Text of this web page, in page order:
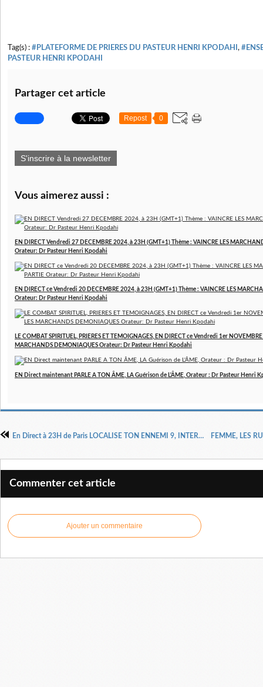
Tag(s) : #PLATEFORME DE PRIERES DU PASTEUR HENRI KPODAHI ,
PASTEUR HENRI KPODAHI
Partager cet article
Repost 0
S'inscrire à la newsletter
Vous aimerez aussi :
EN DIRECT Vendredi 27 DECEMBRE 2024, à 23H (GMT+1) Thème : VAINCRE LES
Orateur: Dr Pasteur Henri Kpodahi
EN DIRECT ce Vendredi 20 DECEMBRE 2024, à 23H (GMT+1) Thème : VAINCRE LES
Orateur: Dr Pasteur Henri Kpodahi
LE COMBAT SPIRITUEL, PRIERES ET TEMOIGNAGES, EN DIRECT ce Vendredi 1er
MARCHANDS DEMONIAQUES Orateur: Dr Pasteur Henri Kpodahi
EN Direct maintenant PARLE A TON ÂME, LA Guérison de L'ÂME, Orateur : Dr Pasteur Henri
En Direct à 23H de Paris LOCALISE TON ENNEMI 9, INTERCÈDES POUR ENTRER DANS TA DESTINÉE 9
Commenter cet article
Ajouter un commentaire